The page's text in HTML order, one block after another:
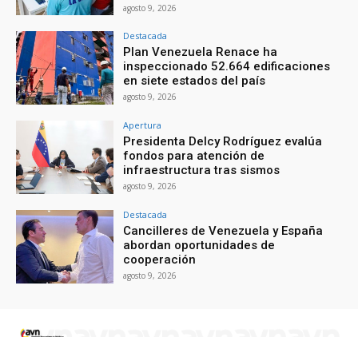
agosto 9, 2026
Destacada
Plan Venezuela Renace ha
inspeccionado 52.664 edificaciones
en siete estados del país
agosto 9, 2026
Apertura
Presidenta Delcy Rodríguez evalúa
fondos para atención de
infraestructura tras sismos
agosto 9, 2026
Destacada
Cancilleres de Venezuela y España
abordan oportunidades de
cooperación
agosto 9, 2026